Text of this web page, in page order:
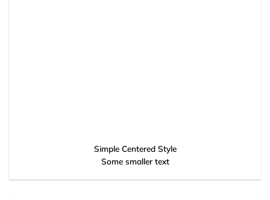
Simple Centered Style
Some smaller text